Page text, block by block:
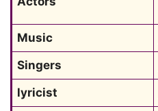
Music
Singers
lyricist